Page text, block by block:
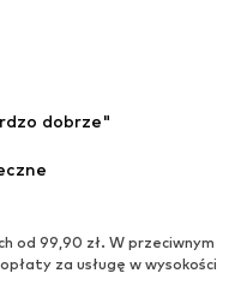
dobrze"
od 99,90 zł. W przeciwnym
za usługę w wysokości